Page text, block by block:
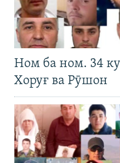
Ном ба ном. 34
Хоруғ ва Рӯшон